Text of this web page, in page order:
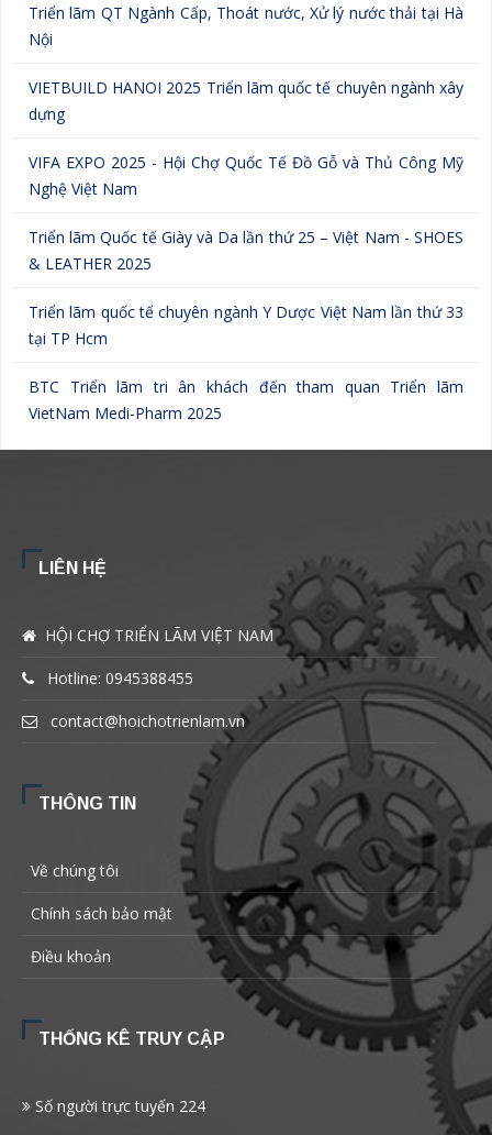
Triển lãm QT Ngành Cấp, Thoát nước, Xử lý nước thải tại Hà
Nội
VIETBUILD HANOI 2025 Triển lãm quốc tế chuyên ngành xây
dựng
VIFA EXPO 2025 - Hội Chợ Quốc Tế Đồ Gỗ và Thủ Công Mỹ
Nghệ Việt Nam
Triển lãm Quốc tế Giày và Da lần thứ 25 – Việt Nam - SHOES
& LEATHER 2025
Triển lãm quốc tế chuyên ngành Y Dược Việt Nam lần thứ 33
tại TP Hcm
BTC Triển lãm tri ân khách đến tham quan Triển lãm
VietNam Medi-Pharm 2025
LIÊN HỆ
HỘI CHỢ TRIỂN LÃM VIỆT NAM
Hotline: 0945388455
contact@hoichotrienlam.vn
THÔNG TIN
Về chúng tôi
Chính sách bảo mật
Điều khoản
THỐNG KÊ TRUY CẬP
Số người trực tuyến 224